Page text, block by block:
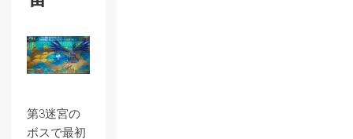
第3迷宮の
ボスで最初